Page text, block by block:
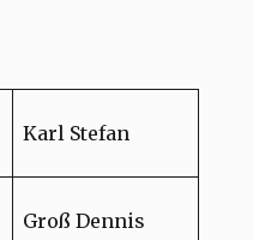
Karl Stefan
Groß Dennis